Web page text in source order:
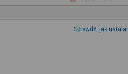
Sprawdź, jak